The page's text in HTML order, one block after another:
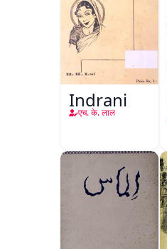
Indrani
एच. के. लाल